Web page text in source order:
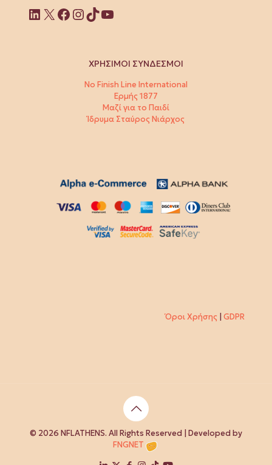
Linkedin
X Facebook
Instagram
TikTok
YouTube
ΧΡΗΣΙΜΟΙ ΣΥΝΔΕΣΜΟΙ
No Finish Line International
Ερμής 1877
Μαζί για το Παιδί
Ίδρυμα Σταύρος Νιάρχος
Όροι Χρήσης GDPR
© 2026 NFLATHENS. All Rights Reserved | Developed by
FNGNET